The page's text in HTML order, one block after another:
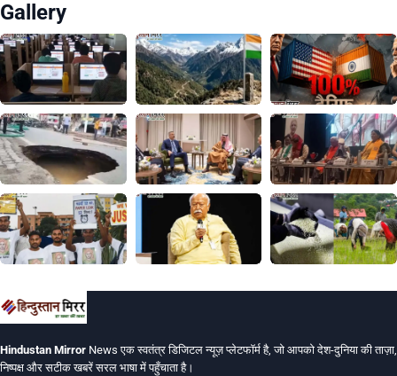
Gallery
Hindustan Mirror News एक स्वतंत्र डिजिटल न्यूज़ प्लेटफॉर्म है, जो आपको देश-दुनिया की ताज़ा,
निष्पक्ष और सटीक खबरें सरल भाषा में पहुँचाता है।